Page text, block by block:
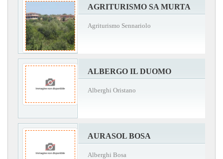
AGRITURISMO SA MURTA
Agriturismo Sennariolo
ALBERGO IL DUOMO
Alberghi Oristano
AURASOL BOSA
Alberghi Bosa